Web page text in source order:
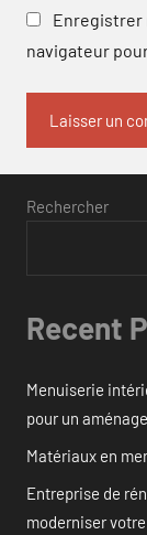
Enregistrer
navigateur
Rechercher
Recent
Menuiserie
pour un
Matériaux en
Entreprise de
moderniser